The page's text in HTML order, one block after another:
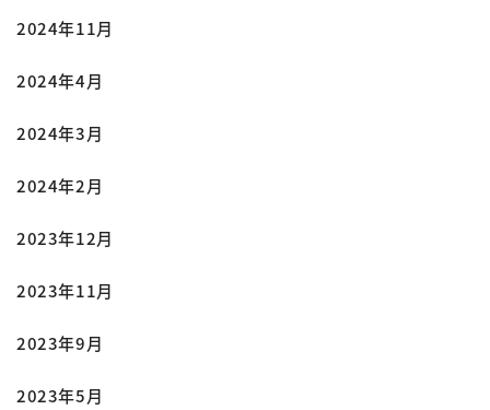
2024年11月
2024年4月
2024年3月
2024年2月
2023年12月
2023年11月
2023年9月
2023年5月